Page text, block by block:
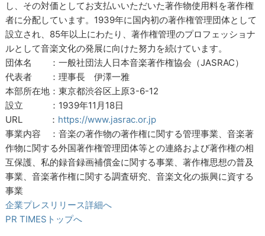
し、その対価としてお支払いいただいた著作物使用料を著作権
者に分配しています。1939年に国内初の著作権管理団体として
設立され、85年以上にわたり、著作権管理のプロフェッショナ
ルとして音楽文化の発展に向けた努力を続けています。
団体名 ：一般社団法人日本音楽著作権協会（JASRAC）
代表者 ：理事長 伊澤一雅
本部所在地：東京都渋谷区上原3-6-12
設立 ：1939年11月18日
URL ： https://www.jasrac.or.jp
事業内容 ：音楽の著作物の著作権に関する管理事業、音楽著
作物に関する外国著作権管理団体等との連絡および著作権の相
互保護、私的録音録画補償金に関する事業、著作権思想の普及
事業、音楽著作権に関する調査研究、音楽文化の振興に資する
事業
企業プレスリリース詳細へ
PR TIMESトップへ